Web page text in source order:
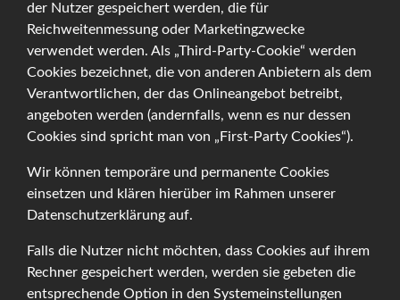
der Nutzer gespeichert werden, die für
Reichweitenmessung oder Marketingzwecke
verwendet werden. Als „Third-Party-Cookie“ werden
Cookies bezeichnet, die von anderen Anbietern als dem
Verantwortlichen, der das Onlineangebot betreibt,
angeboten werden (andernfalls, wenn es nur dessen
Cookies sind spricht man von „First-Party Cookies“).
Wir können temporäre und permanente Cookies
einsetzen und klären hierüber im Rahmen unserer
Datenschutzerklärung auf.
Falls die Nutzer nicht möchten, dass Cookies auf ihrem
Rechner gespeichert werden, werden sie gebeten die
entsprechende Option in den Systemeinstellungen